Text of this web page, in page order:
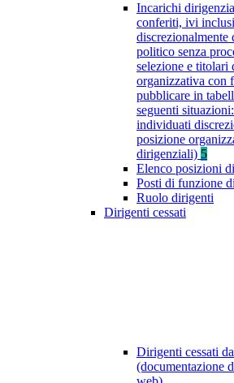
Incarichi
conferiti, ivi
politico senza
selezione e titolari
organizzativa con
pubblicare in
seguenti
individuati
posizione
dirigenziali) 5
Elenco posizioni
Posti di funzione
Ruolo dirigenti
Dirigenti cessati
Dirigenti cessati
(documentazione